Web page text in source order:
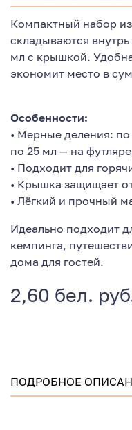
Компактный набор
складываются
мл с крышкой.
экономит место в
Особенности:
• Мерные деления:
по 25 мл — на
• Подходит для
• Крышка защищает
• Лёгкий и прочный
Идеально подходит
кемпинга,
дома для гостей.
2,60 бел.
ПОДРОБНОЕ